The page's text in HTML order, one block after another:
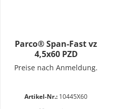
Parco® Span-Fast vz
4,5x60 PZD
Preise nach Anmeldung.
Artikel-Nr.: 10445X60